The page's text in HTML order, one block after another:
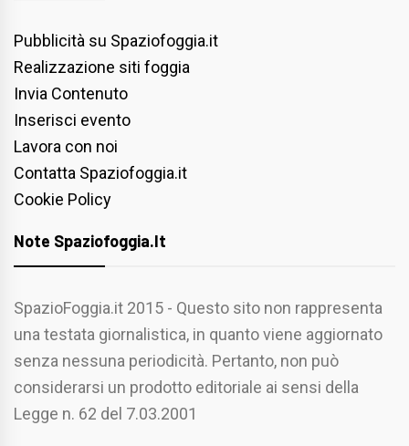
Pubblicità su Spaziofoggia.it
Realizzazione siti foggia
Invia Contenuto
Inserisci evento
Lavora con noi
Contatta Spaziofoggia.it
Cookie Policy
Note Spaziofoggia.it
SpazioFoggia.it 2015 - Questo sito non rappresenta
una testata giornalistica, in quanto viene aggiornato
senza nessuna periodicità. Pertanto, non può
considerarsi un prodotto editoriale ai sensi della
Legge n. 62 del 7.03.2001